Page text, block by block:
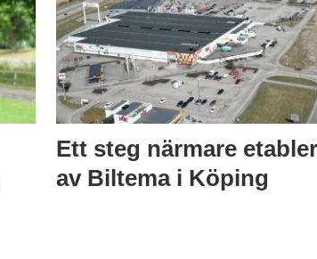
Ett steg närmare
av Biltema i Köping